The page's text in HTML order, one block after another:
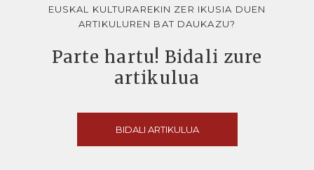
EUSKAL KULTURAREKIN ZER IKUSIA DUEN
ARTIKULUREN BAT DAUKAZU?
Parte hartu! Bidali zure
artikulua
BIDALI ARTIKULUA